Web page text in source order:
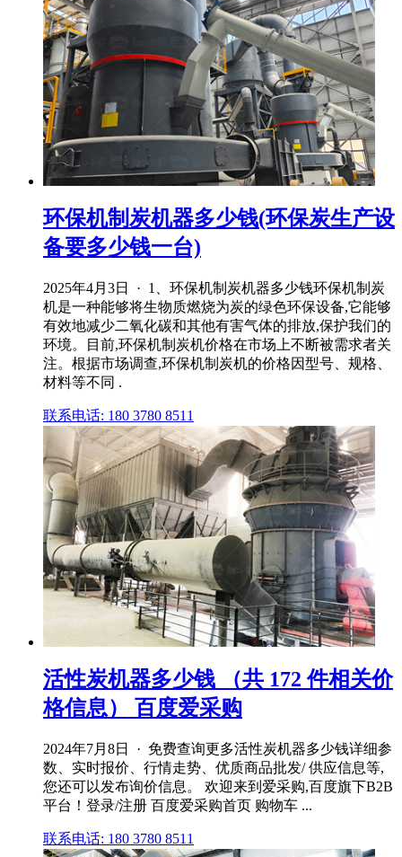
环保机制炭机器多少钱(环保炭生产设
备要多少钱一台)
2025年4月3日 · 1、环保机制炭机器多少钱环保机制炭
机是一种能够将生物质燃烧为炭的绿色环保设备,它能够
有效地减少二氧化碳和其他有害气体的排放,保护我们的
环境。目前,环保机制炭机价格在市场上不断被需求者关
注。根据市场调查,环保机制炭机的价格因型号、规格、
材料等不同 .
联系电话: 180 3780 8511
活性炭机器多少钱 （共 172 件相关价
格信息） 百度爱采购
2024年7月8日 · 免费查询更多活性炭机器多少钱详细参
数、实时报价、行情走势、优质商品批发/ 供应信息等,
您还可以发布询价信息。 欢迎来到爱采购,百度旗下B2B
平台！登录/注册 百度爱采购首页 购物车 ...
联系电话: 180 3780 8511